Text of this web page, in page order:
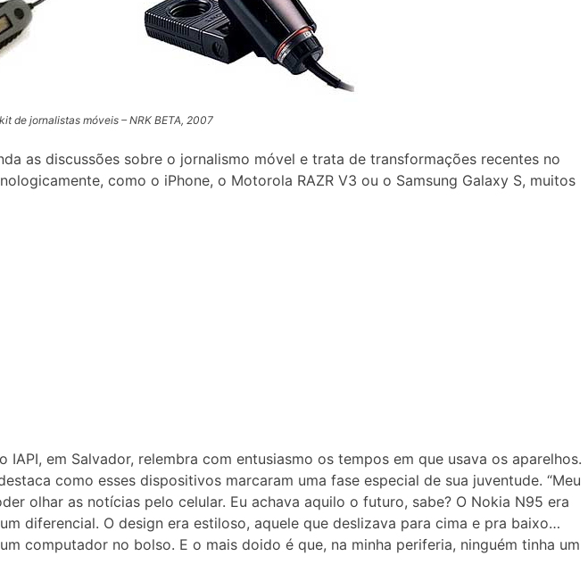
de jornalistas móveis – NRK BETA, 2007
as discussões sobre o jornalismo móvel e trata de transformações recentes no
como o iPhone, o Motorola RAZR V3 ou o Samsung Galaxy S, muitos
IAPI, em Salvador, relembra com entusiasmo os tempos em que usava os aparelhos.
como esses dispositivos marcaram uma fase especial de sua juventude. “Meu
olhar as notícias pelo celular. Eu achava aquilo o futuro, sabe? O Nokia N95 era
diferencial. O design era estiloso, aquele que deslizava para cima e pra baixo…
computador no bolso. E o mais doido é que, na minha periferia, ninguém tinha um